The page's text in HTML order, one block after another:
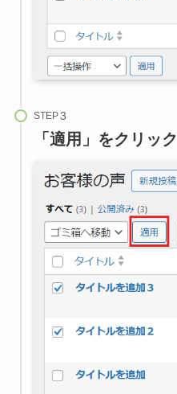
STEP
「適用」をクリック